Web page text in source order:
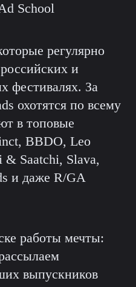
School
регулярно
и
фестивалях. За
охотятся по всему
в топовые
BBDO, Leo
& Saatchi, Slava,
и даже R/GA
работы мечты:
выпускников